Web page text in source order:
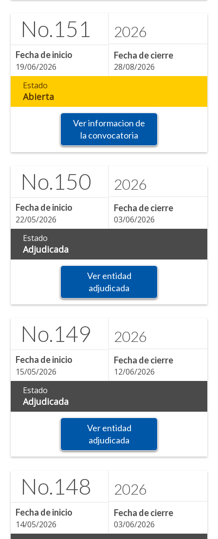
No.151 2026
Fecha de inicio
19/06/2026
Fecha de cierre
28/08/2026
Estado
Abierta
Ver informacion de
la convocatoria
No.150 2026
Fecha de inicio
22/05/2026
Fecha de cierre
03/06/2026
Estado
Adjudicada
Ver entidad
adjudicada
No.149 2026
Fecha de inicio
15/05/2026
Fecha de cierre
12/06/2026
Estado
Adjudicada
Ver entidad
adjudicada
No.148 2026
Fecha de inicio
14/05/2026
Fecha de cierre
03/06/2026